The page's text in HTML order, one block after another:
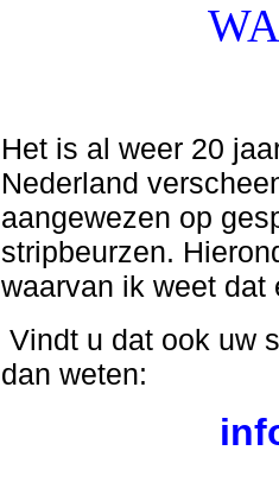
Het is al weer 20
Nederland
aangewezen op
stripbeurzen.
waarvan ik weet dat
Vindt u dat ook uw
dan weten: